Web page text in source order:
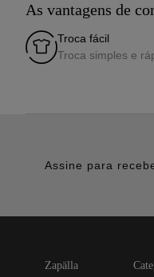
As vantagens de
Troca fácil
Troca simples e
Assine para
zapälla